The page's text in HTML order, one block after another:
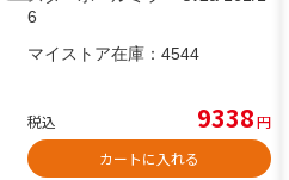
6
マイストア在庫： 4544
税込 9338円
カートに入れる